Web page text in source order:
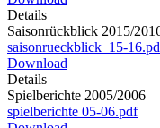
Details
Saisonrückblick 2015/
saisonrueckblick_15-
Download
Details
Spielberichte 2005/2006
spielberichte 05-06.pdf